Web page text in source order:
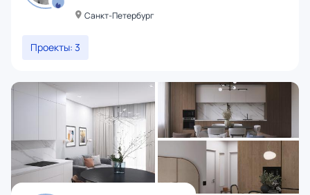
Санкт-Петербург
Проекты: 3